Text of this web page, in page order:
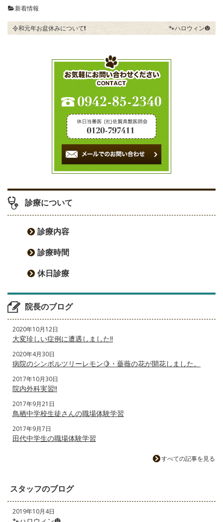
新着情報
令和元年お盆休みについて❗️ 🐾ハロウィン🎃
診療について
診療内容
診療時間
休日診療
院長のブログ
2020年10月12日
大変珍しい症例に遭遇しました‼️
2020年4月30日
病院のシンボルツリーレモン🍋・薔薇の花が開花しました。
2017年10月30日
院内外科実習‼️
2017年9月21日
鳥栖中学校生徒さんの職場体験学習
2017年9月7日
田代中学生の職場体験学習
すべての記事を見る
スタッフのブログ
2019年10月4日